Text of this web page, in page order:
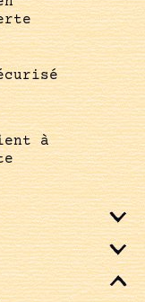
à